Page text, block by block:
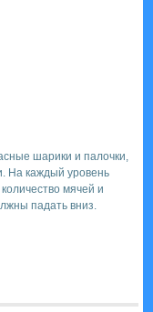
шарики и палочки,
На каждый уровень
мячей и
падать вниз.